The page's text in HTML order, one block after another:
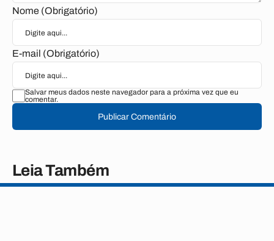
Nome (Obrigatório)
E-mail (Obrigatório)
Salvar meus dados neste navegador para a próxima vez que eu
comentar.
Publicar Comentário
Leia Também